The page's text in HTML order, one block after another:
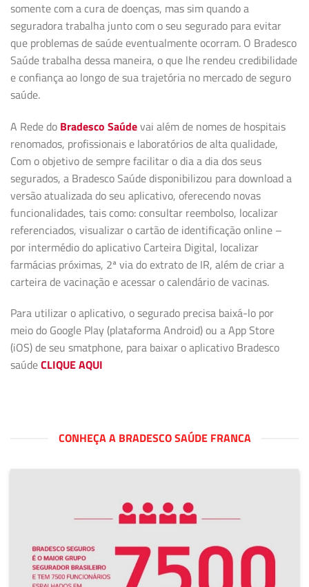
somente com a cura de doenças, mas sim quando a
seguradora trabalha junto com o seu segurado para evitar
que problemas de saúde eventualmente ocorram. O Bradesco
Saúde trabalha dessa maneira, o que lhe rendeu credibilidade
e confiança ao longo de sua trajetória no mercado de seguro
saúde.
A Rede do Bradesco Saúdevai além de nomes de hospitais
renomados, profissionais e laboratórios de alta qualidade,
Com o objetivo de sempre facilitar o dia a dia dos seus
segurados, a Bradesco Saúde disponibilizou para download a
versão atualizada do seu aplicativo, oferecendo novas
funcionalidades, tais como: consultar reembolso, localizar
referenciados, visualizar o cartão de identificação online –
por intermédio do aplicativo Carteira Digital, localizar
farmácias próximas, 2ª via do extrato de IR, além de criar a
carteira de vacinação e acessar o calendário de vacinas.
Para utilizar o aplicativo, o segurado precisa baixá-lo por
meio do Google Play (plataforma Android) ou a App Store
(iOS) de seu smatphone, para baixar o aplicativo Bradesco
saúdeCLIQUE AQUI
CONHEÇA A BRADESCO SAÚDE FRANCA